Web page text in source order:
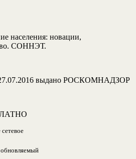
населения: новации,
СОННЭТ.
выдано РОСКОМНАДЗОР